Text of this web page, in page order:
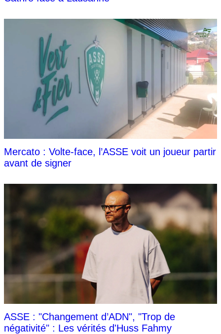
Mercato : Volte-face, l’ASSE voit un joueur partir
avant de signer
ASSE : "Changement d’ADN", "Trop de
négativité" : Les vérités d'Huss Fahmy